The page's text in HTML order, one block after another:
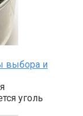
выбора и
уголь